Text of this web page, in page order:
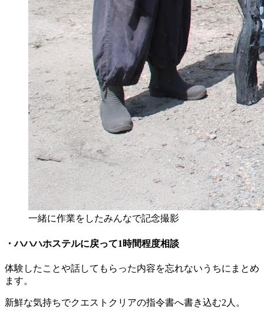
一緒に作業をしたみんなで記念撮影
・ハハハホステルに戻って1時間程度相談
体験したことや話してもらった内容を忘れないうちにまとめ
ます。
新鮮な気持ちでクエストクリアの指令書へ書き込む2人。